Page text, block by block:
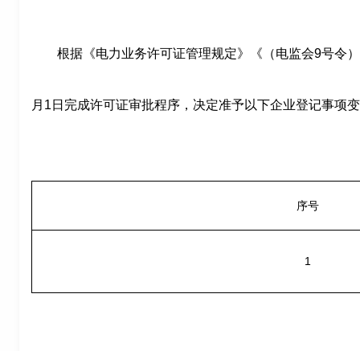
根据《电力业务许可证管理规定》《（电监会9号令
月 1日 完成许可证审批程序，决定准予以下企业登记事项
序号
1